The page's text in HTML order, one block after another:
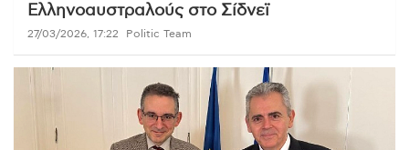
Ελληνοαυστραλούς στο Σίδνεϊ
27/03/2026, 17:22 Politic Team